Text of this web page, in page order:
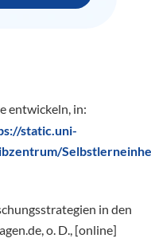
entwickeln, in:
static.uni-
in den
o. D., [online]